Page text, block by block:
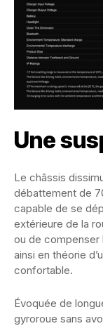
Une
Le châssis
débattement de
capable de se
extérieure de la
ou de
ainsi en théorie
confortable.
Évoquée de
gyroroue sans